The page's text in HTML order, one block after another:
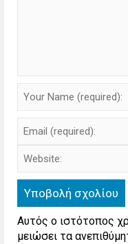
Αυτός ο ιστότοπος
μειώσει τα